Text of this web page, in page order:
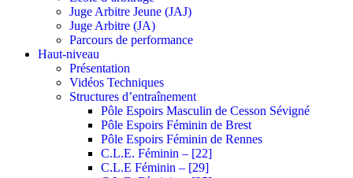
Juge Arbitre Jeune (JAJ)
Juge Arbitre (JA)
Parcours de performance
Haut-niveau
Présentation
Vidéos Techniques
Structures d’entraînement
Pôle Espoirs Masculin de Cesson Sévigné
Pôle Espoirs Féminin de Brest
Pôle Espoirs Féminin de Rennes
C.L.E. Féminin – [22]
C.L.E Féminin – [29]